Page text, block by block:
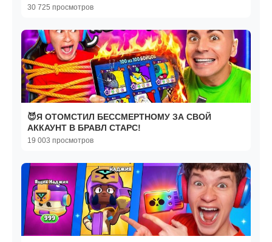
30 725 просмотров
😈Я ОТОМСТИЛ БЕССМЕРТНОМУ ЗА СВОЙ
АККАУНТ В БРАВЛ СТАРС!
19 003 просмотров